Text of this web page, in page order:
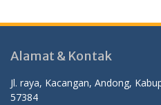
Alamat & Kontak
Jl. raya, Kacangan, Andong,
57384